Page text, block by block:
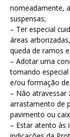
nomeadamente,
suspensas;
– Ter especial
áreas
queda de ramos
– Adotar uma
tomando
e/ou formação
– Não atravessar
arrastamento de
pavimento ou
– Estar atento às